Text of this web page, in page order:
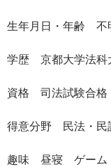
生年月日・年齢 不
学歴 京都大学法科
資格 司法試験合
得意分野 民法・民
趣味 昼寝 ゲーム